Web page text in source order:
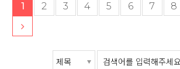
1 2 3 4 5 6 7 8